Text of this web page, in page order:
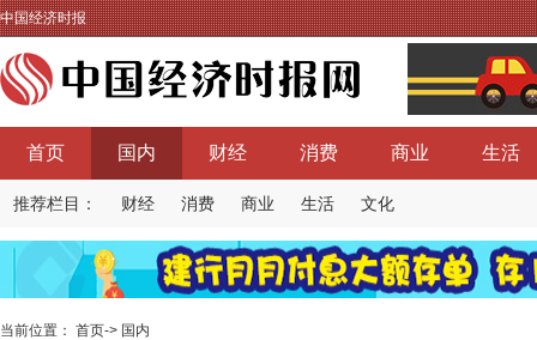
中国经济时报
首页 国内 财经 消费 商业 生活
推荐栏目： 财经 消费 商业 生活 文化
当前位置： 首页-> 国内